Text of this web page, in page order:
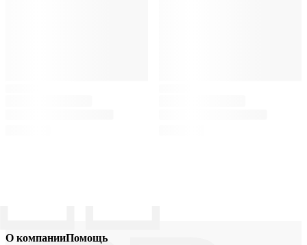
О компанииПомощь